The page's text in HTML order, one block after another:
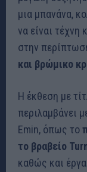
μια μπανάνα,
να είναι τέχνη
στην
και βρώμικο
Η έκθεση με
περιλαμβάνει
Emin, όπως το
το βραβείο
καθώς και